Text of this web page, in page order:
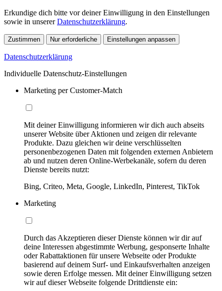
Erkundige dich bitte vor deiner Einwilligung in den Einstellungen
sowie in unsererDatenschutzerklärung.
Zustimmen Nur erforderliche Einstellungen anpassen
Datenschutzerklärung
Individuelle Datenschutz-Einstellungen
Marketing per Customer-Match
Mit deiner Einwilligung informieren wir dich auch abseits
unserer Website über Aktionen und zeigen dir relevante
Produkte. Dazu gleichen wir deine verschlüsselten
personenbezogenen Daten mit folgenden externen Anbietern
ab und nutzen deren Online-Werbekanäle, sofern du deren
Dienste bereits nutzt:
Bing, Criteo, Meta, Google, LinkedIn, Pinterest, TikTok
Marketing
Durch das Akzeptieren dieser Dienste können wir dir auf
deine Interessen abgestimmte Werbung, gesponserte Inhalte
oder Rabattaktionen für unsere Webseite oder Produkte
basierend auf deinem Surf- und Einkaufsverhalten anzeigen
sowie deren Erfolge messen. Mit deiner Einwilligung setzen
wir auf dieser Webseite folgende Drittdienste ein: